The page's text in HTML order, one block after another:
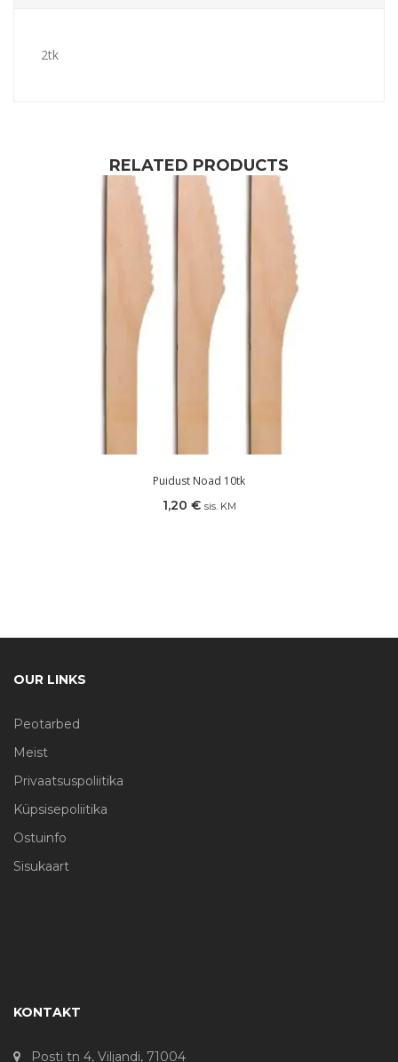
2tk
RELATED PRODUCTS
Puidust Noad 10tk
1,20 € sis. KM
OUR LINKS
Peotarbed
Meist
Privaatsuspoliitika
Küpsisepoliitika
Ostuinfo
Sisukaart
KONTAKT
Posti tn 4, Viljandi, 71004